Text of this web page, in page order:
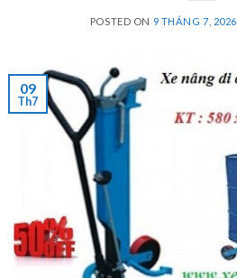
POSTED ON 9 THÁNG 7, 2026
09
Th7